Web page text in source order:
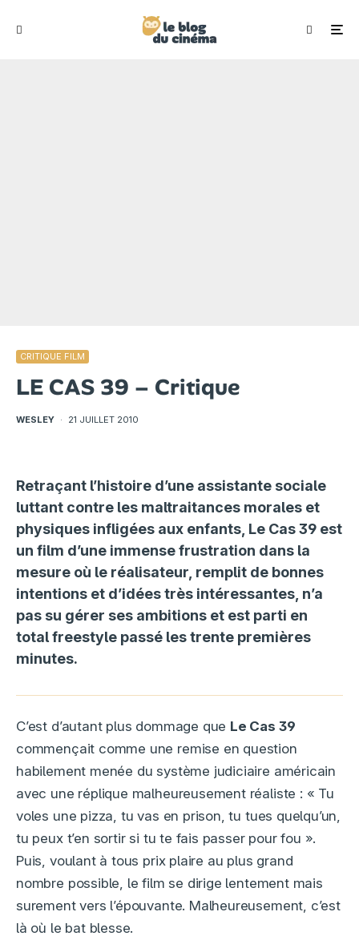
CRITIQUE FILM
LE CAS 39 – Critique
WESLEY · 21 JUILLET 2010
Retraçant l’histoire d’une assistante sociale
luttant contre les maltraitances morales et
physiques infligées aux enfants, Le Cas 39 est
un film d’une immense frustration dans la
mesure où le réalisateur, remplit de bonnes
intentions et d’idées très intéressantes, n’a
pas su gérer ses ambitions et est parti en
total freestyle passé les trente premières
minutes.
C’est d’autant plus dommage que Le Cas 39
commençait comme une remise en question
habilement menée du système judiciaire américain
avec une réplique malheureusement réaliste : « Tu
voles une pizza, tu vas en prison, tu tues quelqu’un,
tu peux t’en sortir si tu te fais passer pour fou ».
Puis, voulant à tous prix plaire au plus grand
nombre possible, le film se dirige lentement mais
surement vers l’épouvante. Malheureusement, c’est
là où le bat blesse.